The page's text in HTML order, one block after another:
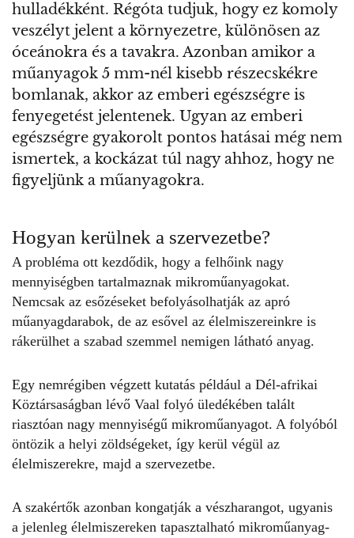
hulladékként. Régóta tudjuk, hogy ez komoly
veszélyt jelent a környezetre, különösen az
óceánokra és a tavakra. Azonban amikor a
műanyagok 5 mm-nél kisebb részecskékre
bomlanak, akkor az emberi egészségre is
fenyegetést jelentenek. Ugyan az emberi
egészségre gyakorolt pontos hatásai még nem
ismertek, a kockázat túl nagy ahhoz, hogy ne
figyeljünk a műanyagokra.
Hogyan kerülnek a szervezetbe?
A probléma ott kezdődik, hogy a felhőink nagy
mennyiségben tartalmaznak mikroműanyagokat.
Nemcsak az esőzéseket befolyásolhatják az apró
műanyagdarabok, de az esővel az élelmiszereinkre is
rákerülhet a szabad szemmel nemigen látható anyag.
Egy nemrégiben végzett kutatás például a Dél-afrikai
Köztársaságban lévő Vaal folyó üledékében talált
riasztóan nagy mennyiségű mikroműanyagot. A folyóból
öntözik a helyi zöldségeket, így kerül végül az
élelmiszerekre, majd a szervezetbe.
A szakértők azonban kongatják a vészharangot, ugyanis
a jelenleg élelmiszereken tapasztalható mikroműanyag-